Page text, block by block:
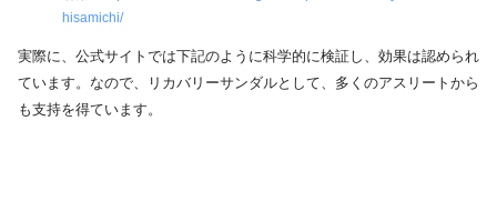
hisamichi/
実際に、公式サイトでは下記のように科学的に検証し、効果は認められ
ています。なので、リカバリーサンダルとして、多くのアスリートから
も支持を得ています。